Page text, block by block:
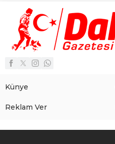
Künye
Reklam Ver